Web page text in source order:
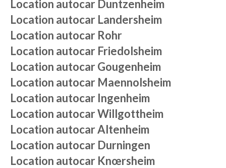
Location autocar Duntzenheim
Location autocar Landersheim
Location autocar Rohr
Location autocar Friedolsheim
Location autocarGougenheim
Location autocar Maennolsheim
Location autocar Ingenheim
Location autocarWillgottheim
Location autocarAltenheim
Location autocar Durningen
Location autocar Knœrsheim